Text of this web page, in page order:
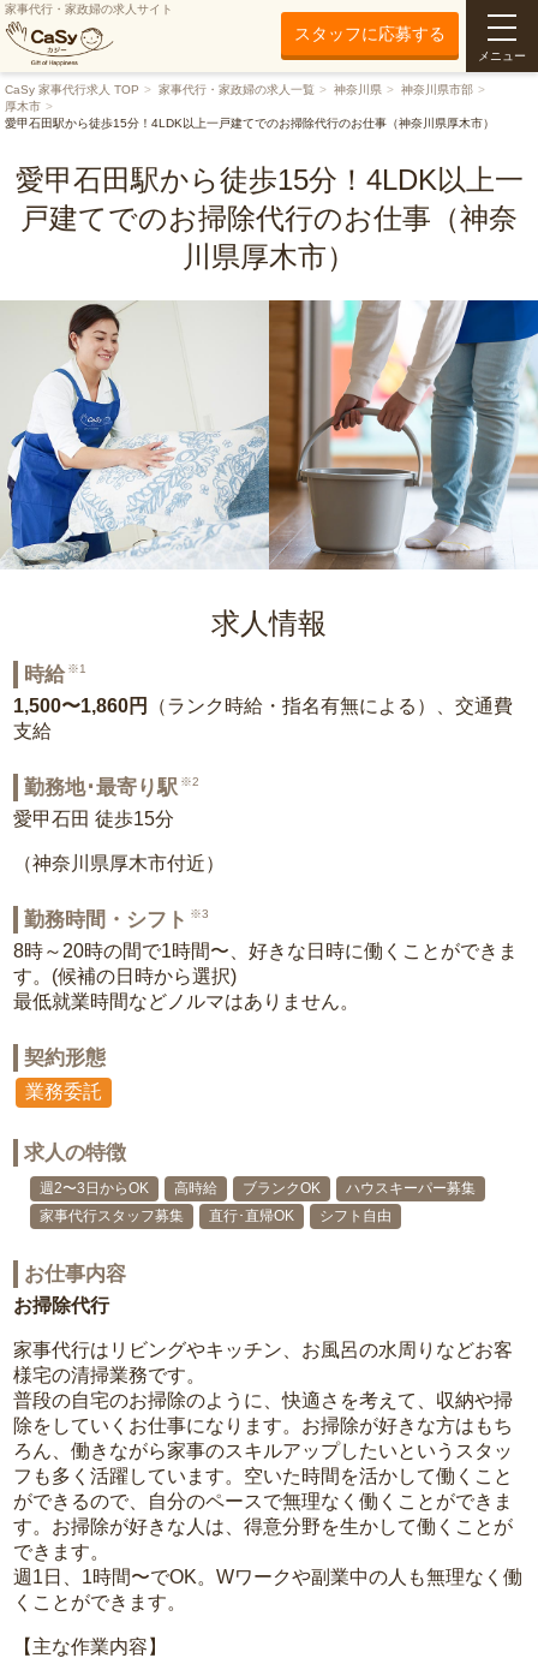
家事代行・家政婦の求人サイト
スタッフに応募する
メニュー
CaSy 家事代行求人 TOP 家事代行・家政婦の求人一覧 神奈川県
神奈川県市部
厚木市
愛甲石田駅から徒歩15分！4LDK以上一戸建てでのお掃除代行のお仕事（神奈川県厚木市）
愛甲石田駅から徒歩15分！4LDK以上一
戸建てでのお掃除代行のお仕事（神奈
川県厚木市）
求人情報
時給 ※1
1,500〜1,860円
（ランク時給・指名有無による）、交通費
支給
勤務地･最寄り駅 ※2
愛甲石田 徒歩15分
（神奈川県厚木市付近）
勤務時間・シフト ※3
8時～20時の間で1時間〜、好きな日時に働くことができま
す。(候補の日時から選択)
最低就業時間などノルマはありません。
契約形態
業務委託
求人の特徴
週2〜3日からOK 高時給 ブランクOK
ハウスキーパー募集
家事代行スタッフ募集
直行･直帰OK シフト自由
お仕事内容
お掃除代行
家事代行はリビングやキッチン、お風呂の水周りなどお客
様宅の清掃業務です。
普段の自宅のお掃除のように、快適さを考えて、収納や掃
除をしていくお仕事になります。お掃除が好きな方はもち
ろん、働きながら家事のスキルアップしたいというスタッ
フも多く活躍しています。空いた時間を活かして働くこと
ができるので、自分のペースで無理なく働くことができま
す。お掃除が好きな人は、得意分野を生かして働くことが
できます。
週1日、1時間〜でOK。Wワークや副業中の人も無理なく働
くことができます。
【主な作業内容】